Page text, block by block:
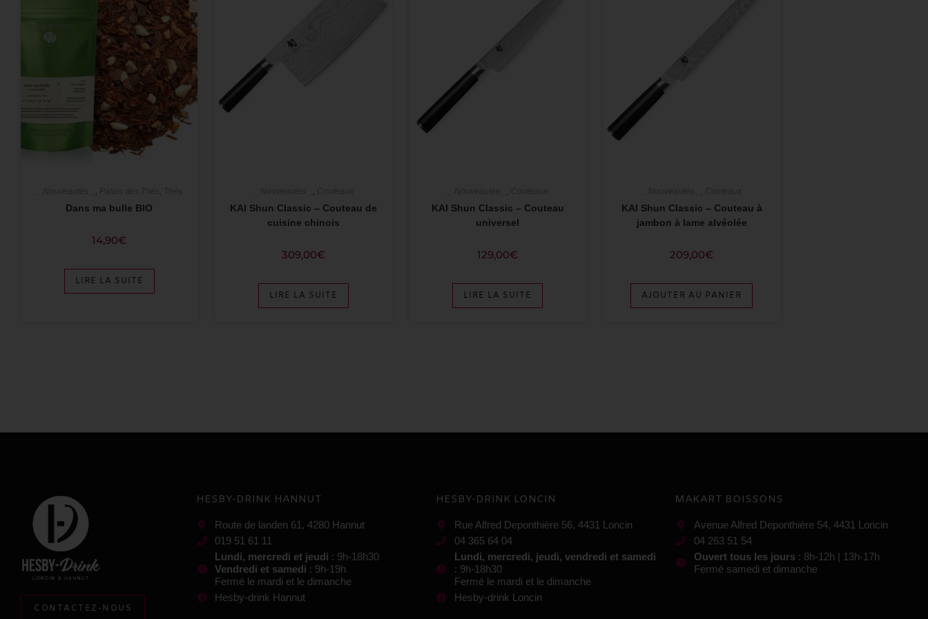
Dans ma bulle BIO
14,90€
LIRE LA SUITE
KAI Shun Classic – Couteau de
cuisine chinois
309,00€
LIRE LA SUITE
KAI Shun Classic – Couteau
universel
129,00€
LIRE LA SUITE
KAI Shun Classic – Couteau à
jambon à lame alvéolée
209,00€
AJOUTER AU PANIER
CONTACTEZ-NOUS
HESBY-DRINK HANNUT
Route de landen 61, 4280 Hannut
019 51 61 11
Lundi, mercredi et jeudi : 9h-18h30
Vendredi et samedi : 9h-19h
Fermé le mardi et le dimanche
Hesby-drink Hannut
HESBY-DRINK LONCIN
Rue Alfred Deponthière 56, 4431 Loncin
04 365 64 04
Lundi, mercredi, jeudi, vendredi et samedi
: 9h-18h30
Fermé le mardi et le dimanche
Hesby-drink Loncin
MAKART BOISSONS
Avenue Alfred Deponthière 54, 4431 Loncin
04 263 51 54
Ouvert tous les jours: 8h-12h | 13h-17h
Fermé samedi et dimanche